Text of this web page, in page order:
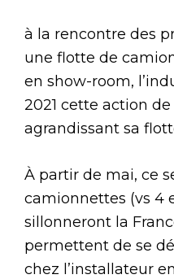
à la rencontre des
une flotte de
en show-room,
2021 cette action
agrandissant sa
À partir de mai, ce
camionnettes (vs 4
sillonneront la
permettent de se
chez l’installateur